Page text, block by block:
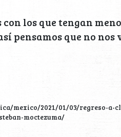
los que tengan
pensamos que no
mexico/2021/01/03/regreso-a-
moctezuma/